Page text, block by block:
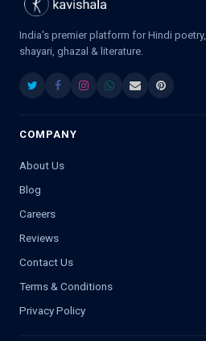
India's premier platform for Hindi poetry,
shayari, ghazal & literature.
COMPANY
About Us
Blog
Careers
Reviews
Contact Us
Terms & Conditions
Privacy Policy